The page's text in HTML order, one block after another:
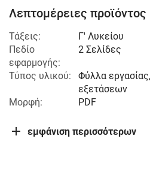
Λεπτομέρειες προϊόντος
Τάξεις:
Γ' Λυκείου
Πεδίο
εφαρμογής:
2 Σελίδες
Τύπος υλικού:
Φύλλα
εξετάσεων
Μορφή:
PDF
εμφάνιση περισσότερων